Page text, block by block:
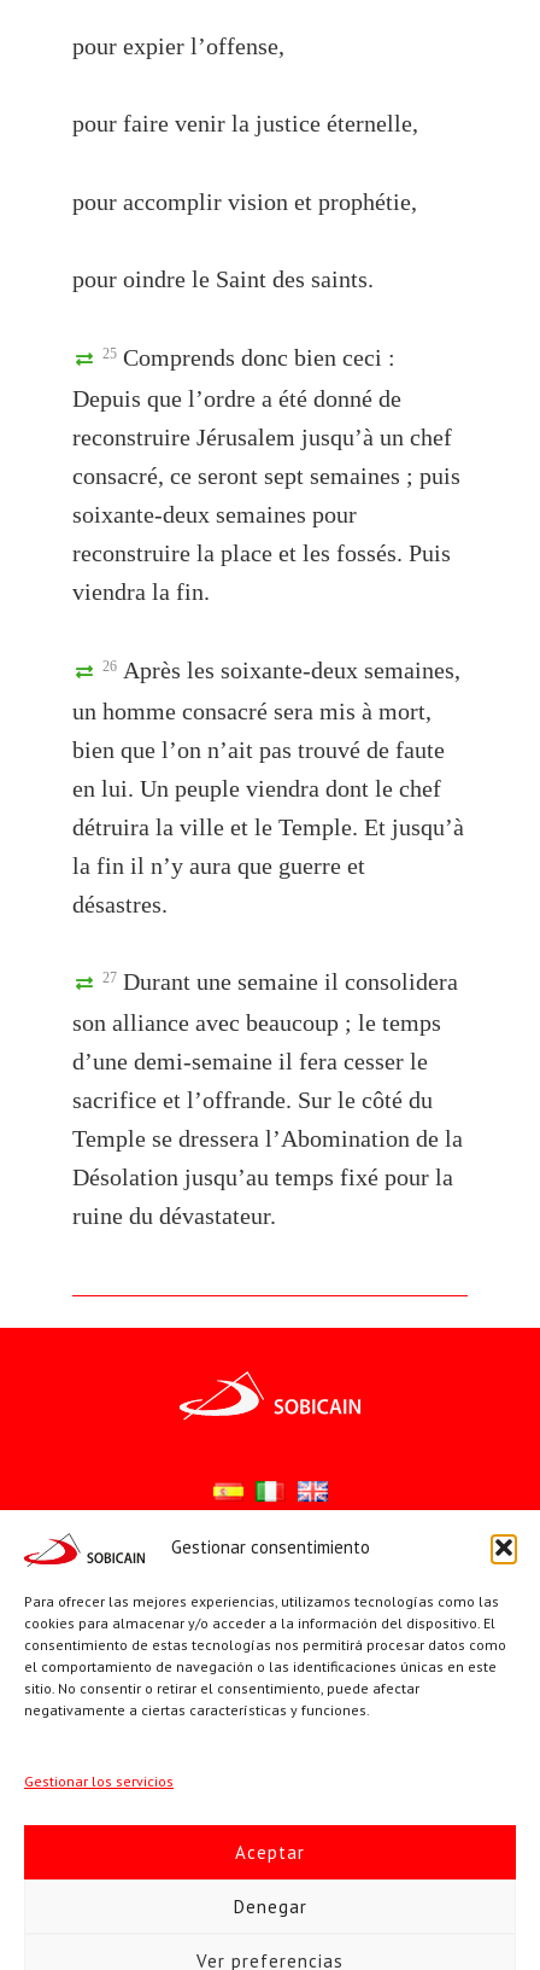
Gestionar consentimiento
Para ofrecer las mejores experiencias, utilizamos tecnologías como las
cookies para almacenar y/o acceder a la información del dispositivo. El
consentimiento de estas tecnologías nos permitirá procesar datos como
el comportamiento de navegación o las identificaciones únicas en este
sitio. No consentir o retirar el consentimiento, puede afectar
negativamente a ciertas características y funciones.
Gestionar los servicios
Aceptar
Denegar
Ver preferencias
pour expier l’offense,
pour faire venir la justice éternelle,
pour accomplir vision et prophétie,
pour oindre le Saint des saints.
25 Comprends donc bien ceci :
Depuis que l’ordre a été donné de
reconstruire Jérusalem jusqu’à un chef
consacré, ce seront sept semaines ; puis
soixante-deux semaines pour
reconstruire la place et les fossés. Puis
viendra la fin.
26 Après les soixante-deux semaines,
un homme consacré sera mis à mort,
bien que l’on n’ait pas trouvé de faute
en lui. Un peuple viendra dont le chef
détruira la ville et le Temple. Et jusqu’à
la fin il n’y aura que guerre et
désastres.
27 Durant une semaine il consolidera
son alliance avec beaucoup ; le temps
d’une demi-semaine il fera cesser le
sacrifice et l’offrande. Sur le côté du
Temple se dressera l’Abomination de la
Désolation jusqu’au temps fixé pour la
ruine du dévastateur.
YouTube
X Facebook
PÁGINAS INSTITUCIONALES
SOBICAIN / Sociedad Bíblica Católica Internacional · C/ Protasio